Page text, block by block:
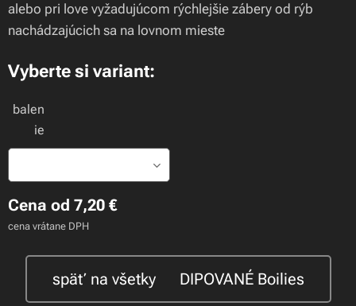
alebo pri love vyžadujúcom rýchlejšie zábery od rýb
nachádzajúcich sa na lovnom mieste
Vyberte si variant:
balen
ie
Cena od 7,20 €
cena vrátane DPH
späť na všetky 🍃DIPOVANÉ Boilies